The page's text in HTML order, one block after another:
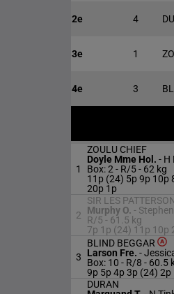
2e 4
3e 1
4e 3
1
ZOULU CHIEF
Doyle Mme Hol. - H
Box: 2 - R/5 - 62 kg
11p (24) 5p 9p 10p
20p 1p
2
SIR LES
Murphy O. -
R/5 - 61.5 kg
7p 1p (24) 11p 10p
3
BLIND BEGGAR
Larson Fre. -
Box: 10 - R/8 - 60.5
9p 5p 4p 3p (24) 2p
DURAN